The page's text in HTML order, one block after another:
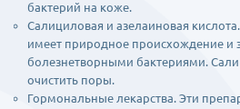
бактерий на коже.
Салициловая и азелаиновая
имеет природное происхождение и
болезнетворными бактериями.
очистить поры.
Гормональные лекарства. Эти